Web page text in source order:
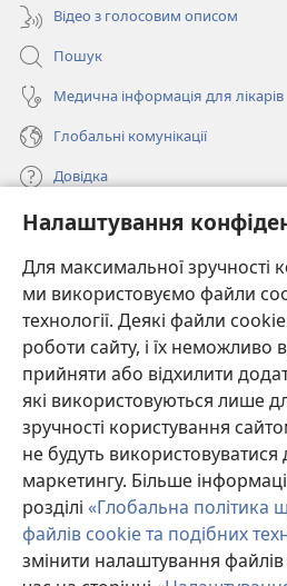
Налаштування
Для максимальної зручності
ми використовуємо файли
технології. Деякі файли
роботи сайту, і їх неможливо
прийняти або відхилити
які використовуються лише
зручності користування
не будуть
маркетингу. Більше
розділі «Глобальна політика
файлів cookie та подібних
змінити налаштування
Відео з голосовим описом
Пошук
Медична інформація для лікарів
Глобальні комунікації
Довідка
Пожертви
(відкривається
у
новому
вікні)
ОНЛАЙН-БІБЛІОТЕКА
(відкривається
у
новому
вікні)
JW Hub ®
(відкривається
у
новомуJW Library
Watchtower Library
Copyright© 2026 Watch Tower Bible and
УМОВИ ВИКОРИСТАННЯ|